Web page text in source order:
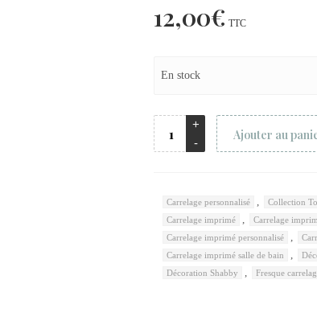
12,00€ TTC
En stock
Ajouter au
Carrelage personnalisé , Collection
Carrelage imprimé
, Carrelage
Carrelage imprimé personnalisé ,
Carrelage imprimé salle de bain ,
Décoration Shabby , Fresque